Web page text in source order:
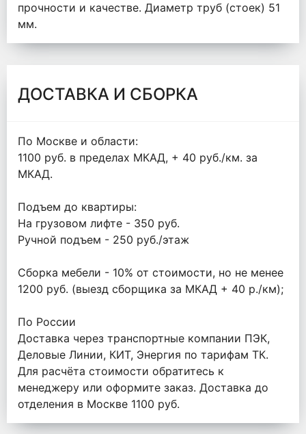
прочности и качестве. Диаметр труб (стоек) 51
мм.
ДОСТАВКА И СБОРКА
По Москве и области:
1100 руб. в пределах МКАД, + 40 руб./км. за
МКАД.
Подъем до квартиры:
На грузовом лифте - 350 руб.
Ручной подъем - 250 руб./этаж
Сборка мебели - 10% от стоимости, но не менее
1200 руб. (выезд сборщика за МКАД + 40 р./км);
По России
Доставка через транспортные компании ПЭК,
Деловые Линии, КИТ, Энергия по тарифам ТК.
Для расчёта стоимости обратитесь к
менеджеру или оформите заказ. Доставка до
отделения в Москве 1100 руб.